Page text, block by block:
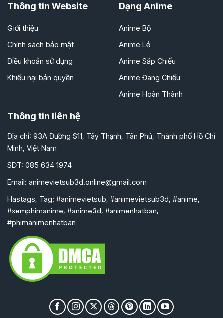
Thông tin Website
Giới thiệu
Chính sách bảo mật
Điều khoản sử dụng
Khiếu nại bản quyền
Dạng Anime
Anime Bộ
Anime Lẻ
Anime Sắp Chiếu
Anime Đang Chiếu
Anime Hoàn Thành
Thông tin liên hệ
Địa chỉ: 93A Đường S11, Tây Thạnh, Tân Phú, Thành phố Hồ Chí
Minh, Việt Nam
SĐT: 085 634 1974
Email: animevietsub3d.online@gmail.com
Hastags, Tag: #animevietsub, #animevietsub3d, #anime,
#xemphimanime, #anime3d, #animenhatban,
#phimanimenhatban